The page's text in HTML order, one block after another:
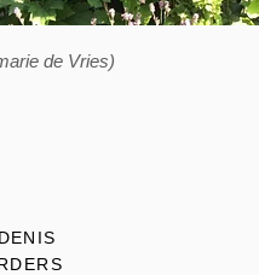
de Vries)